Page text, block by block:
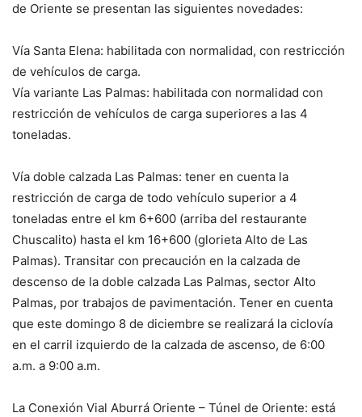
de Oriente se presentan las siguientes novedades:
Vía Santa Elena: habilitada con normalidad, con restricción
de vehículos de carga.
Vía variante Las Palmas: habilitada con normalidad con
restricción de vehículos de carga superiores a las 4
toneladas.
Vía doble calzada Las Palmas: tener en cuenta la
restricción de carga de todo vehículo superior a 4
toneladas entre el km 6+600 (arriba del restaurante
Chuscalito) hasta el km 16+600 (glorieta Alto de Las
Palmas). Transitar con precaución en la calzada de
descenso de la doble calzada Las Palmas, sector Alto
Palmas, por trabajos de pavimentación. Tener en cuenta
que este domingo 8 de diciembre se realizará la ciclovía
en el carril izquierdo de la calzada de ascenso, de 6:00
a.m. a 9:00 a.m.
La Conexión Vial Aburrá Oriente – Túnel de Oriente: está